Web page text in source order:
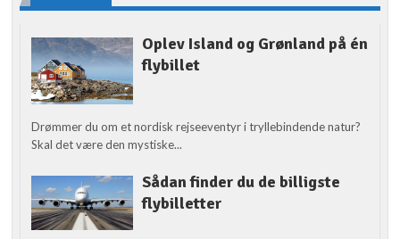
Oplev Island og Grønland på én
flybillet
Drømmer du om et nordisk rejseeventyr i tryllebindende natur?
Skal det være den mystiske...
Sådan finder du de billigste
flybilletter